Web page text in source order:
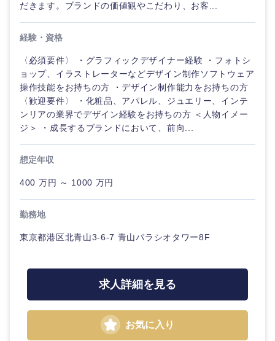
だきます。ブランドの価値観やこだわり、お客...
経験・資格
〈必須要件〉 ・グラフィックデザイナー経験 ・フォトシ
ョップ、イラストレーターなどデザイン制作ソフトウェア
操作技能をお持ちの方 ・デザイン制作能力をお持ちの方
〈歓迎要件〉 ・化粧品、アパレル、ジュエリー、インテ
ンリアの業界でデザイン経験をお持ちの方 ＜人物イメー
ジ＞ ・成長するブランドにおいて、前向...
想定年収
400 万円 ～ 1000 万円
勤務地
東京都港区北青山3-6-7 青山パラシオタワー8F
求人詳細を見る
お気に入り